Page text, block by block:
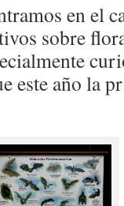
en el
sobre
este año la